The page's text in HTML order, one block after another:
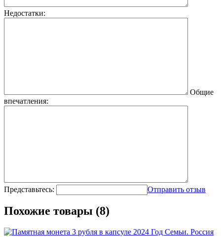
Недостатки:
Общие
впечатления:
Представьтесь: Отправить отзыв
Похожие товары (8)